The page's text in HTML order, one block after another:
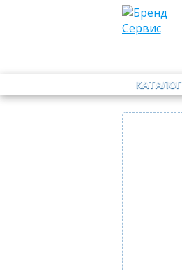
КАТАЛОГ